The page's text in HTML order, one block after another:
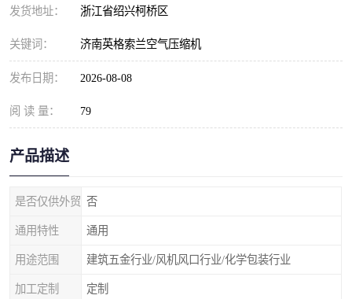
发货地址： 浙江省绍兴柯桥区
关键词： 济南英格索兰空气压缩机
发布日期： 2026-08-08
阅 读 量： 79
产品描述
是否仅供外贸 否
通用特性 通用
用途范围 建筑五金行业/风机风口行业/化学包装行业
加工定制 定制